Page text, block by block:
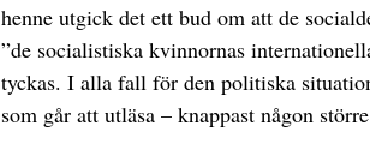
henne utgick det ett bud om att de
”de socialistiska kvinnornas
tyckas. I alla fall för den politiska
som går att utläsa – knappast någon